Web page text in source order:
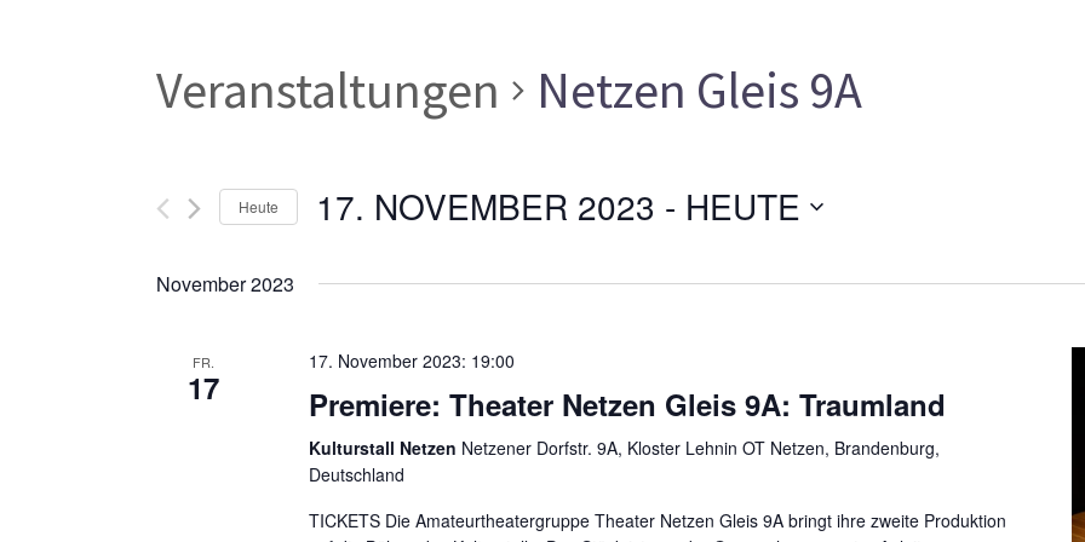
Veranstaltungen Netzen Gleis 9A
Heute 17. NOVEMBER 2023 - HEUTE
wählen.
November 2023
FR.
17
17. November 2023: 19:00
Premiere: Theater Netzen Gleis 9A: Traumland
Kulturstall Netzen Netzener Dorfstr. 9A, Kloster Lehnin OT Netzen, Brandenburg,
Deutschland
TICKETS Die Amateurtheatergruppe Theater Netzen Gleis 9A bringt ihre zweite Produktion